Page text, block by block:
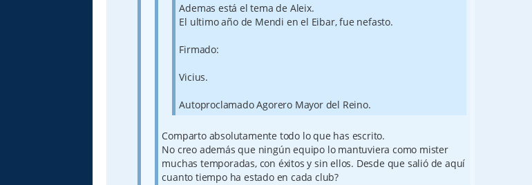
Ademas está el tema de Aleix.
El ultimo año de Mendi en el Eibar, fue nefasto.
Firmado:
Vicius.
Autoproclamado Agorero Mayor del Reino.
Comparto absolutamente todo lo que has escrito.
No creo además que ningún equipo lo mantuviera como mister
muchas temporadas, con éxitos y sin ellos. Desde que salió de aquí
cuanto tiempo ha estado en cada club?